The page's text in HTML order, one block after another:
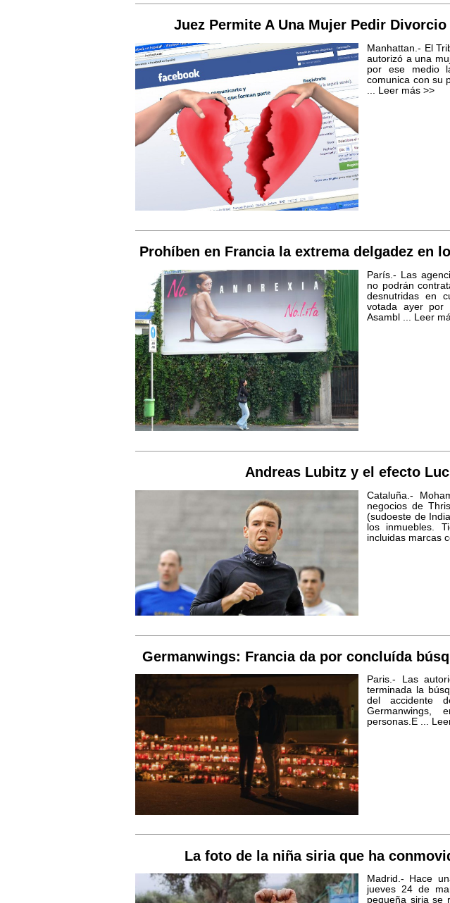
Juez Permite A Una Mujer Pedir
Manhattan.- El
autorizó a una
por ese medio
comunica con su
Leer más >>
Prohíben en Francia la extrema delgadez en
París.- Las
no podrán
desnutridas en
votada ayer por
Asambl ... Leer
Andreas Lubitz y el efecto
Cataluña.-
negocios de
(sudoeste de
los inmuebles.
incluidas marcas
Germanwings: Francia da por concluída
Paris.- Las
terminada la
del accidente
personas.E ...
La foto de la niña siria que ha
Madrid.- Hace
jueves 24 de
pequeña siria se